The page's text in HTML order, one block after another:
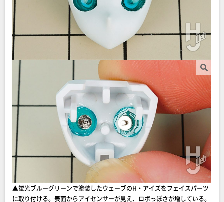
▲蛍光ブルーグリーンで塗装したウェーブのH・アイズをフェイスパーツ
に取り付ける。表面からアイセンサーが見え、ロボっぽさが増している。